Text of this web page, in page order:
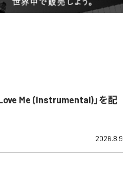
Me (Instrumental)」を配
2026.8.9